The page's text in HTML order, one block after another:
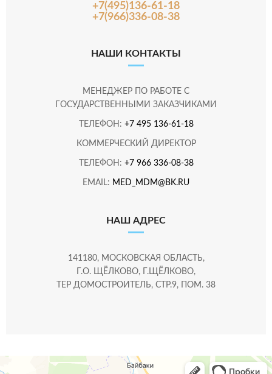
+7(495)136-61-18
+7(966)336-08-38
НАШИ КОНТАКТЫ
МЕНЕДЖЕР ПО РАБОТЕ С
ГОСУДАРСТВЕННЫМИ ЗАКАЗЧИКАМИ
ТЕЛЕФОН: +7 495 136-61-18
КОММЕРЧЕСКИЙ ДИРЕКТОР
ТЕЛЕФОН: +7 966 336-08-38
EMAIL: MED_MDM@BK.RU
НАШ АДРЕС
141180, МОСКОВСКАЯ ОБЛАСТЬ,
Г.О. ЩЁЛКОВО, Г.ЩЁЛКОВО,
ТЕР ДОМОСТРОИТЕЛЬ, СТР.9, ПОМ. 38